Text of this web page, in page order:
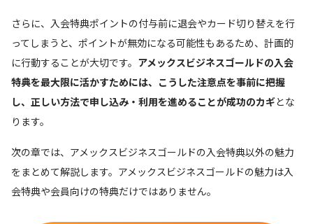
さらに、入会特典ポイントの付与前に退会やカード切り替えを行
ってしまうと、ポイントが無効になる可能性もあるため、計画的
に行動することが大切です。 アメックスビジネスゴールドの入会
特典を最大限に活かすためには、こうした注意点を事前に把握
し、正しい方法で申し込み・利用を進めることが成功のカギとな
ります。
次の章では、アメックスビジネスゴールドの入会特典以外の魅力
をまとめて解説します。アメックスビジネスゴールドの魅力は入
会特典や会員向けの特典だけではありません。